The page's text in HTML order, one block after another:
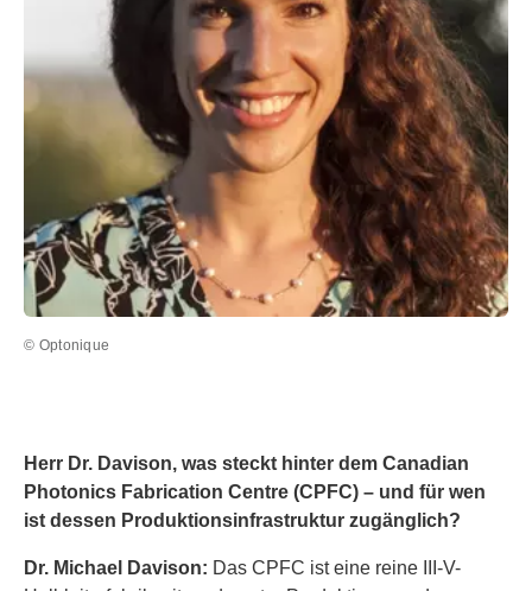
© Optonique
Herr Dr. Davison, was steckt hinter dem Canadian
Photonics Fabrication Centre (CPFC) – und für wen
ist dessen Produktionsinfrastruktur zugänglich?
Dr. Michael Davison: Das CPFC ist eine reine III-V-